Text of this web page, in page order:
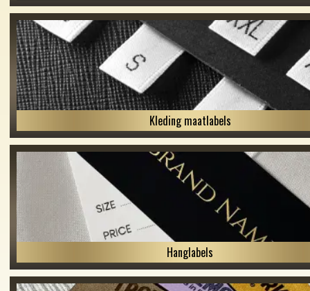
Kleding maatlabels
Hanglabels